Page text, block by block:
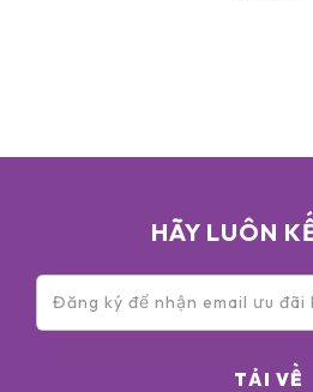
HÃY LUÔN
TẢI VỀ